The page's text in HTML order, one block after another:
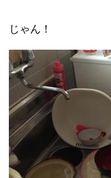
じゃん！